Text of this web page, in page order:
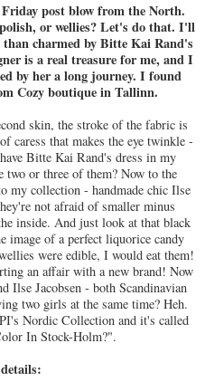
post blow from the North.
, or wellies? Let's do that. I'll
charmed by Bitte Kai Rand's
is a real treasure for me, and I
by her a long journey. I found
Cozy boutique in Tallinn.
skin, the stroke of the fabric is
caress that makes the eye twinkle -
Bitte Kai Rand's dress in my
or three of them? Now to the
my collection - handmade chic Ilse
not afraid of smaller minus
inside. And just look at that black
image of a perfect liquorice candy
were edible, I would eat them!
an affair with a new brand! Now
Ilse Jacobsen - both Scandinavian
two girls at the same time? Heh.
Nordic Collection and it's called
In Stock-Holm?".